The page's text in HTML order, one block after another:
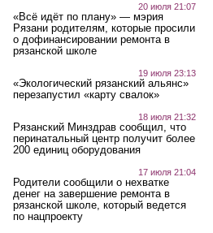
20 июля 21:07
«Всё идёт по плану» — мэрия
Рязани родителям, которые просили
о дофинансировании ремонта в
рязанской школе
19 июля 23:13
«Экологический рязанский альянс»
перезапустил «карту свалок»
18 июля 21:32
Рязанский Минздрав сообщил, что
перинатальный центр получит более
200 единиц оборудования
17 июля 21:04
Родители сообщили о нехватке
денег на завершение ремонта в
рязанской школе, который ведется
по нацпроекту